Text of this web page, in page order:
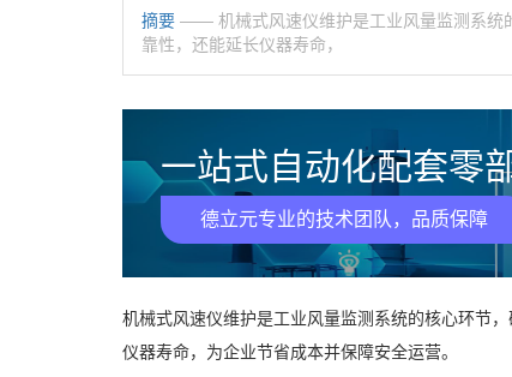
摘要 —— 机械式风速仪维护是工业风量监测系统
靠性，还能延长仪器寿命，
一站式自动化配套零
德立元专业的技术团队，品质保障
机械式风速仪维护是工业风量监测系统的核心环节
仪器寿命，为企业节省成本并保障安全运营。